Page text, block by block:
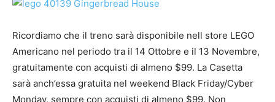
Ricordiamo che il treno sarà disponibile nell store LEGO
Americano nel periodo tra il 14 Ottobre e il 13 Novembre,
gratuitamente con acquisti di almeno $99. La Casetta
sarà anch’essa gratuita nel weekend Black Friday/Cyber
Monday, sempre con acquisti di almeno $99. Non